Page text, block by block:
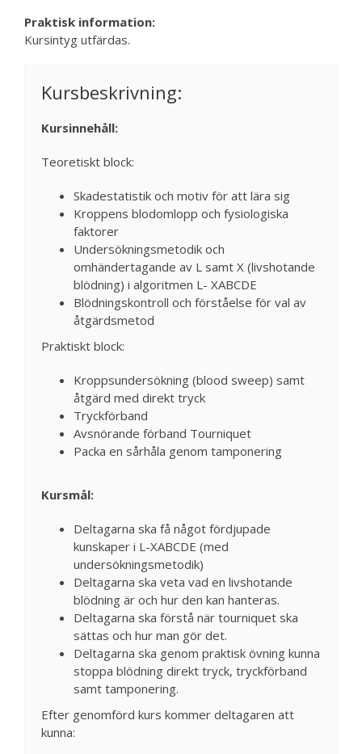
Praktisk information:
Kursintyg utfärdas.
Kursbeskrivning:
Kursinnehåll:
Teoretiskt block:
Skadestatistik och motiv för att lära sig
Kroppens blodomlopp och fysiologiska
faktorer
Undersökningsmetodik och
omhändertagande av L samt X (livshotande
blödning) i algoritmen L- XABCDE
Blödningskontroll och förståelse för val av
åtgärdsmetod
Praktiskt block:
Kroppsundersökning (blood sweep) samt
åtgärd med direkt tryck
Tryckförband
Avsnörande förband Tourniquet
Packa en sårhåla genom tamponering
Kursmål:
Deltagarna ska få något fördjupade
kunskaper i L-XABCDE (med
undersökningsmetodik)
Deltagarna ska veta vad en livshotande
blödning är och hur den kan hanteras.
Deltagarna ska förstå när tourniquet ska
sättas och hur man gör det.
Deltagarna ska genom praktisk övning kunna
stoppa blödning direkt tryck, tryckförband
samt tamponering.
Efter genomförd kurs kommer deltagaren att
kunna: